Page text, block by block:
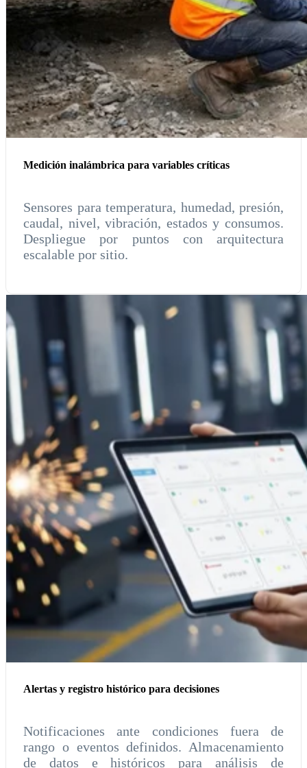
Medición inalámbrica para variables críticas
Sensores para temperatura, humedad, presión,
caudal, nivel, vibración, estados y consumos.
Despliegue por puntos con arquitectura
escalable por sitio.
Alertas y registro histórico para decisiones
Notificaciones ante condiciones fuera de
rango o eventos definidos. Almacenamiento
de datos e históricos para análisis de